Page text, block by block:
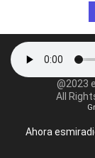
@2023
All
Ahora